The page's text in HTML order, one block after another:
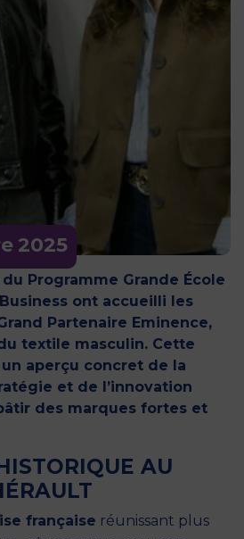
2025
Programme Grande École
ont accueilli les
Partenaire Eminence,
textile masculin. Cette
aperçu concret de la
et de l’innovation
des marques fortes et
AU
française réunissant plus